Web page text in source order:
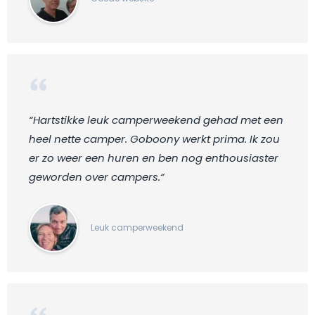
“Hartstikke leuk camperweekend gehad met een
heel nette camper. Goboony werkt prima. Ik zou
er zo weer een huren en ben nog enthousiaster
geworden over campers.“
Leuk camperweekend